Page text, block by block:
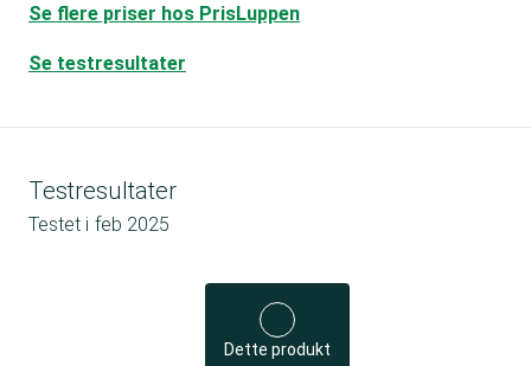
Se flere priser hos PrisLuppen
Se testresultater
Testresultater
Testet i feb 2025
Dette produkt